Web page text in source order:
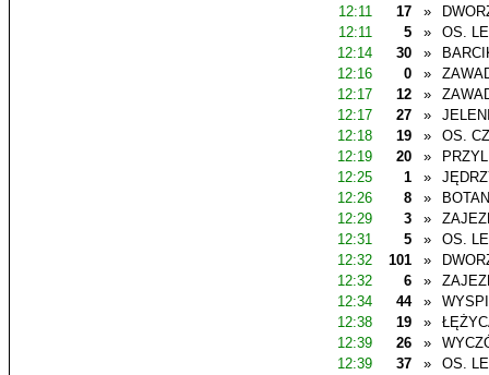
12:11
17 »
12:11
5 »
OS.
12:14
30 »
12:16
0 »
12:17
12 »
12:17
27 »
12:18
19 »
OS.
12:19
20 »
12:25
1 »
12:26
8 »
12:29
3 »
12:31
5 »
OS.
12:32
101 »
12:32
6 »
12:34
44 »
12:38
19 »
12:39
26 »
12:39
37 »
OS.